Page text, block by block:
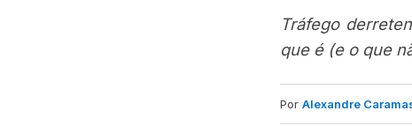
Tráfego
que é (e o que
Por Alexandre